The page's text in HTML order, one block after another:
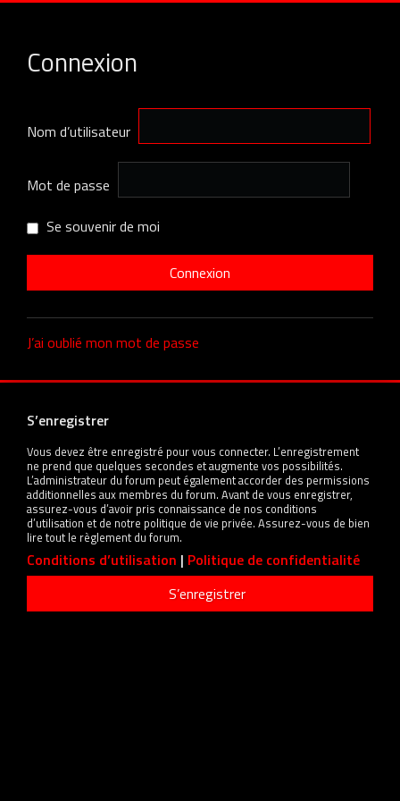
Connexion
Nom d’utilisateur
Mot de passe
Se souvenir de moi
J’ai oublié mon mot de passe
S’enregistrer
Vous devez être enregistré pour vous connecter. L’enregistrement
ne prend que quelques secondes et augmente vos possibilités.
L’administrateur du forum peut également accorder des permissions
additionnelles aux membres du forum. Avant de vous enregistrer,
assurez-vous d’avoir pris connaissance de nos conditions
d’utilisation et de notre politique de vie privée. Assurez-vous de bien
lire tout le règlement du forum.
Conditions d’utilisation | Politique de confidentialité
S’enregistrer